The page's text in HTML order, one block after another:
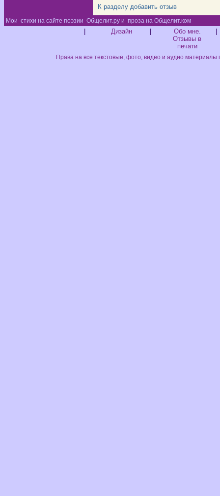
К разделу добавить отзыв
Мои стихи на сайте поэзии Общелит.ру и проза на Общелит.ком
Дизайн
Обо мне.
Отзывы в
печати
Права на все текстовые, фото, видео и аудио